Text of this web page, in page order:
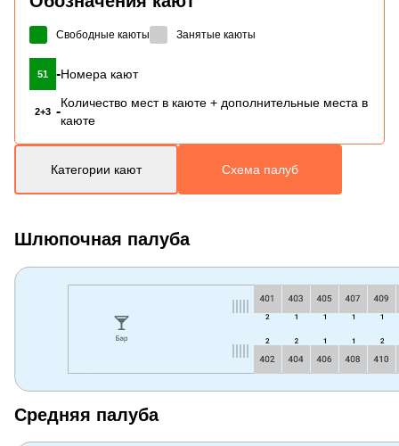
Свободные каюты Занятые каюты
51 -Номера кают
2+3 -
Количество мест в каюте + дополнительные места в
каюте
Категории кают Схема палуб
Шлюпочная палуба
Средняя палуба